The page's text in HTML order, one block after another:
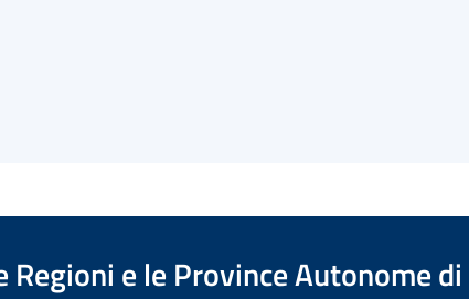
e le Province Autonome